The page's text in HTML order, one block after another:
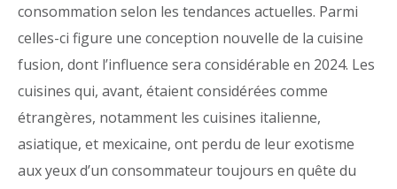
consommation selon les tendances actuelles. Parmi
celles-ci figure une conception nouvelle de la cuisine
fusion, dont l’influence sera considérable en 2024. Les
cuisines qui, avant, étaient considérées comme
étrangères, notamment les cuisines italienne,
asiatique, et mexicaine, ont perdu de leur exotisme
aux yeux d’un consommateur toujours en quête du